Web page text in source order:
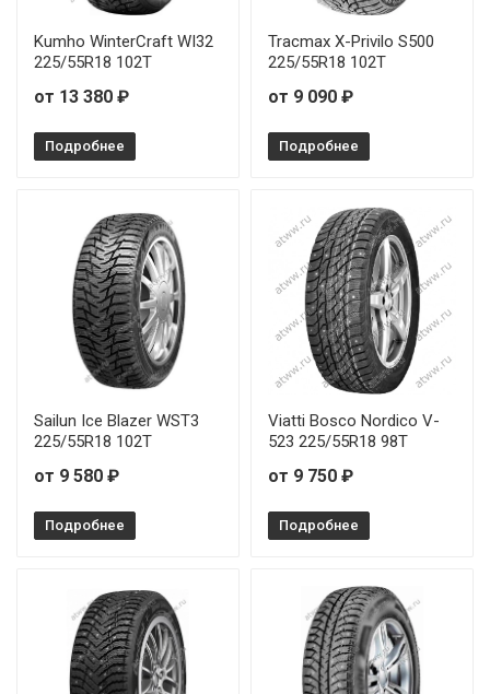
Kumho WinterCraft WI32
225/55R18 102T
от 13 380 ₽
Подробнее
Tracmax X-Privilo S500
225/55R18 102T
от 9 090 ₽
Подробнее
Sailun Ice Blazer WST3
225/55R18 102T
от 9 580 ₽
Подробнее
Viatti Bosco Nordico V-
523 225/55R18 98T
от 9 750 ₽
Подробнее